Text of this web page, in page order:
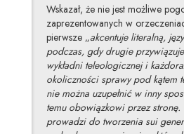
Wskazał, że nie jest możliwe
zaprezentowanych w
pierwsze „akcentuje literalną,
podczas, gdy drugie
wykładni teleologicznej i
okoliczności sprawy pod kątem
nie można uzupełnić w inny
temu obowiązkowi przez
prowadzi do tworzenia sui